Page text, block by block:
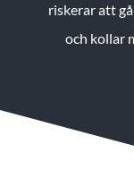
riskerar att
och kollar